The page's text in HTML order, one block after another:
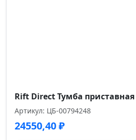
Артикул: ЦБ-00794248
24550,40₽